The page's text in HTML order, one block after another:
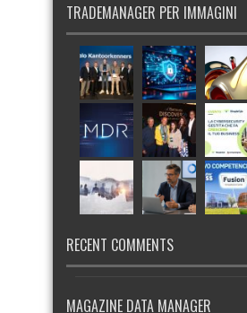
TRADEMANAGER PER IMMAGINI
RECENT COMMENTS
MAGAZINE DATA MANAGER